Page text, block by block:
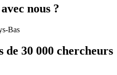
nous ?
Bas
de 30 000 chercheurs